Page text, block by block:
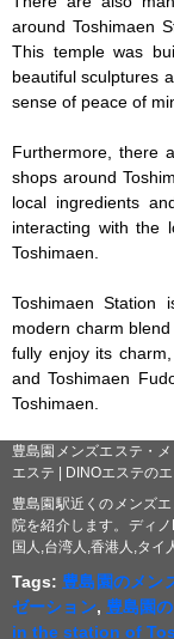
around Toshimaen
This temple was
beautiful sculptures
sense of peace of
Furthermore, there
shops around
local ingredients
interacting with the
Toshimaen.
Toshimaen Station
modern charm
fully enjoy its
and Toshimaen
Toshimaen.
豊島園メンズエステ・
エステ | DINOエステの
豊島園駅近くのメンズ
院を紹介します。ディ
国人,台湾人,香港人,タイ
Tags: 豊島園のメン
ゼーション, 豊島園
in the station of